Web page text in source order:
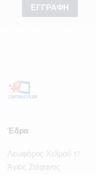
Έδρα
Λεωφόρος Χελμού 17
Άγιος Στέφανος